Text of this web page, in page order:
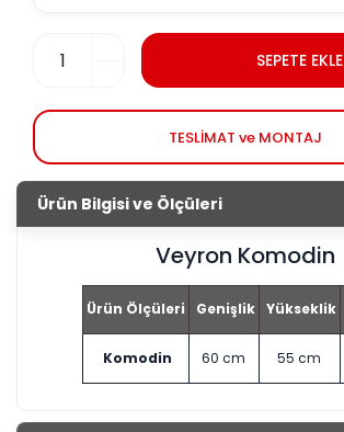
SEPETE EKLE
TESLİMAT ve MONTAJ
Ürün Bilgisi ve Ölçüleri
Veyron Komodin
Ürün Ölçüleri Genişlik Yükseklik
Komodin 60 cm 55 cm